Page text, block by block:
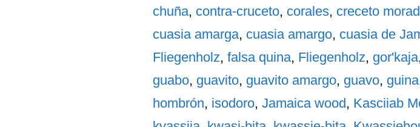
chuña, contra-cruceto, corales, creceto
cuasia amarga, cuasia amargo, cuasia de
Fliegenholz, falsa quina, Fliegenholz, gor'kaja
guabo, guavito, guavito amargo, guavo, guina
hombrón, isodoro, Jamaica wood, Kasciiab